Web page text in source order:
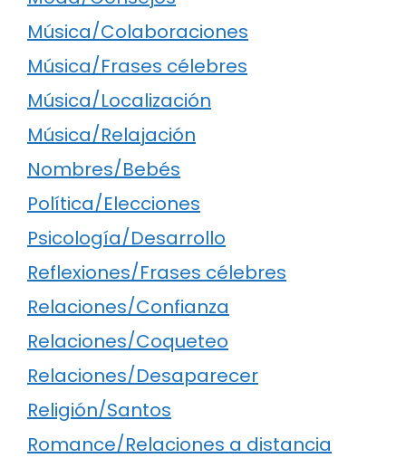
Música/Colaboraciones
Música/Frases célebres
Música/Localización
Música/Relajación
Nombres/Bebés
Política/Elecciones
Psicología/Desarrollo
Reflexiones/Frases célebres
Relaciones/Confianza
Relaciones/Coqueteo
Relaciones/Desaparecer
Religión/Santos
Romance/Relaciones a distancia